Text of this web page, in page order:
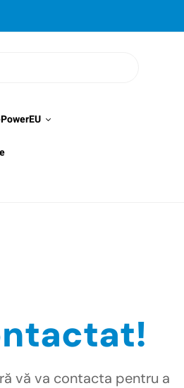
vă va contacta pentru a